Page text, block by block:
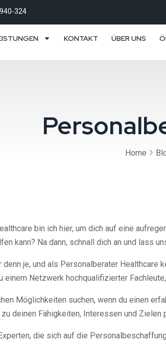
324
KONTAKT ÜBER UNS
Home
bin ich hier, um dich auf eine
kann? Na dann, schnall dich an und lass
je, und als Personalberater Healthcare
einem Netzwerk hochqualifizierter
Möglichkeiten suchen, wenn du einen
deinen Fähigkeiten, Interessen und
die sich auf die